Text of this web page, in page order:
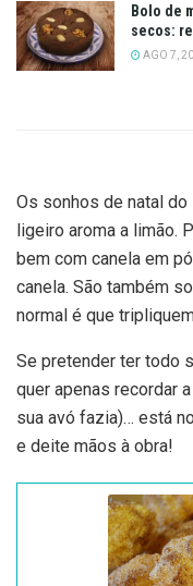
Bolo de
secos:
AGO 7,
Os sonhos de natal do
ligeiro aroma a limão.
bem com canela em
canela. São também
normal é que
Se pretender ter todo
quer apenas recordar
sua avó fazia)… está
e deite mãos à obra!